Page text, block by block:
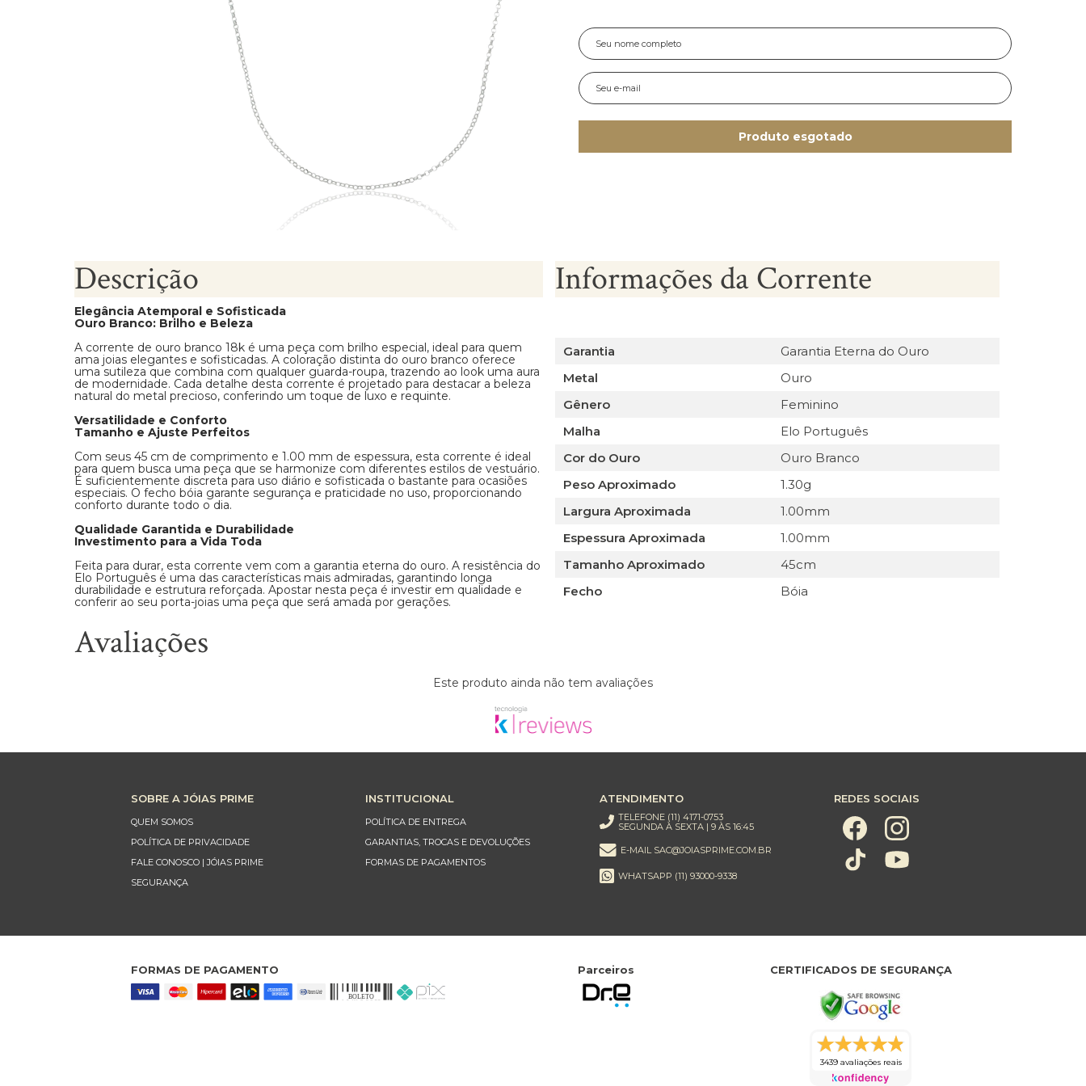
Produto esgotado
Descrição
Elegância Atemporal e Sofisticada
Ouro Branco: Brilho e Beleza
A corrente de ouro branco 18k é uma peça com brilho especial, ideal para quem
ama joias elegantes e sofisticadas. A coloração distinta do ouro branco oferece
uma sutileza que combina com qualquer guarda-roupa, trazendo ao look uma aura
de modernidade. Cada detalhe desta corrente é projetado para destacar a beleza
natural do metal precioso, conferindo um toque de luxo e requinte.
Versatilidade e Conforto
Tamanho e Ajuste Perfeitos
Com seus 45 cm de comprimento e 1.00 mm de espessura, esta corrente é ideal
para quem busca uma peça que se harmonize com diferentes estilos de vestuário.
É suficientemente discreta para uso diário e sofisticada o bastante para ocasiões
especiais. O fecho bóia garante segurança e praticidade no uso, proporcionando
conforto durante todo o dia.
Qualidade Garantida e Durabilidade
Investimento para a Vida Toda
Feita para durar, esta corrente vem com a garantia eterna do ouro. A resistência do
Elo Português é uma das características mais admiradas, garantindo longa
durabilidade e estrutura reforçada. Apostar nesta peça é investir em qualidade e
conferir ao seu porta-joias uma peça que será amada por gerações.
Informações da Corrente
Garantia
Garantia Eterna do Ouro
Metal
Ouro
Gênero
Feminino
Malha
Elo Português
Cor do Ouro
Ouro Branco
Peso Aproximado
1.30g
Largura Aproximada
1.00mm
Espessura Aproximada
1.00mm
Tamanho Aproximado
45cm
Fecho
Bóia
Avaliações
Este produto ainda não tem avaliações
SOBRE A JÓIAS PRIME
QUEM SOMOS
POLÍTICA DE PRIVACIDADE
FALE CONOSCO | JÓIAS PRIME
SEGURANÇA
INSTITUCIONAL
POLÍTICA DE ENTREGA
GARANTIAS, TROCAS E DEVOLUÇÕES
FORMAS DE PAGAMENTOS
ATENDIMENTO
TELEFONE (11) 4171-0753
SEGUNDA À SEXTA | 9 ÀS 16:45
E-MAIL SAC@JOIASPRIME.COM.BR
WHATSAPP (11) 93000-9338
REDES SOCIAIS
FORMAS DE PAGAMENTO Parceiros CERTIFICADOS DE SEGURANÇA
3439 avaliações reais